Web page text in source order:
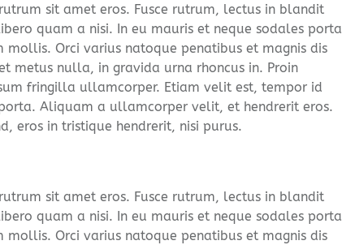
sit amet eros. Fusce rutrum, lectus in blandit
quam a nisi. In eu mauris et neque sodales porta
Orci varius natoque penatibus et magnis dis
metus nulla, in gravida urna rhoncus in. Proin
fringilla ullamcorper. Etiam velit est, tempor id
Aliquam a ullamcorper velit, et hendrerit eros.
eros in tristique hendrerit, nisi purus.
sit amet eros. Fusce rutrum, lectus in blandit
quam a nisi. In eu mauris et neque sodales porta
Orci varius natoque penatibus et magnis dis